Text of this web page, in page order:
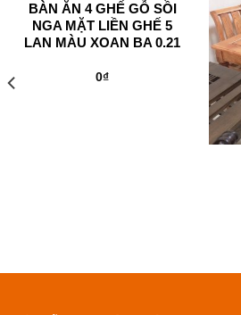
BÀN ĂN 4 GHẾ GỖ SỒI
NGA MẶT LIỀN GHẾ 5
LAN MÀU XOAN BA 0.21
0₫